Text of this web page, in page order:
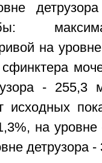
на
- 255,3
исходных
на уровне
детрузора -